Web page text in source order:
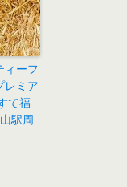
ィーフ
レミア
て福
駅周